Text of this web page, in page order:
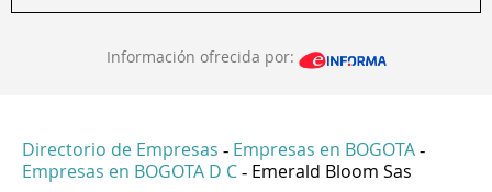
Información ofrecida por:
Directorio de Empresas - Empresas en BOGOTA -
Empresas en BOGOTA D C - Emerald Bloom Sas